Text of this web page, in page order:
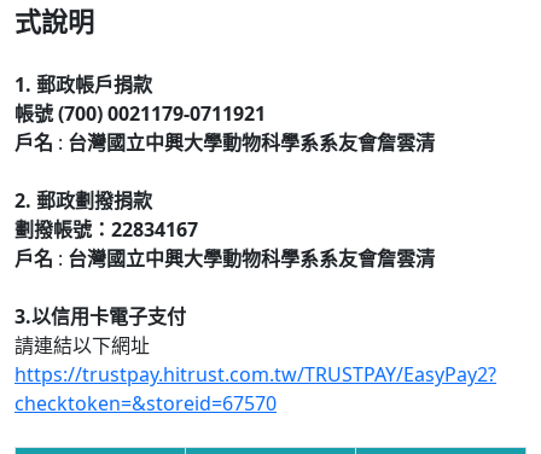
式說明
1. 郵政帳戶捐款
帳號(700) 0021179-0711921
戶名 : 台灣國立中興大學動物科學系系友會詹雲清
2. 郵政劃撥捐款
劃撥帳號： 22834167
戶名 : 台灣國立中興大學動物科學系系友會詹雲清
3.以信用卡電子支付
請連結以下網址
https://trustpay.hitrust.com.tw/TRUSTPAY/EasyPay2?
checktoken=&storeid=67570